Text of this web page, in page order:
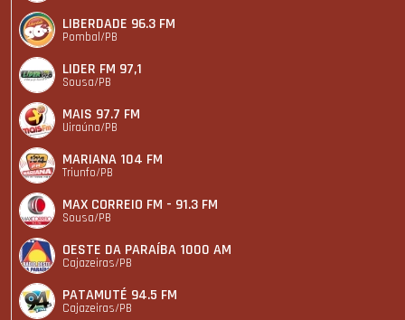
LIBERDADE 96.3 FM
Pombal/PB
LIDER FM 97,1
Sousa/PB
MAIS 97.7 FM
Uiraúna/PB
MARIANA 104 FM
Triunfo/PB
MAX CORREIO FM - 91.3 FM
Sousa/PB
OESTE DA PARAÍBA 1000 AM
Cajazeiras/PB
PATAMUTÉ 94.5 FM
Cajazeiras/PB